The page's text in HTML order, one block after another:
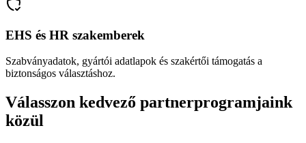
EHS és HR szakemberek
Szabványadatok, gyártói adatlapok és szakértői támogatás a
biztonságos választáshoz.
Válasszon kedvező partnerprogramjaink
közül